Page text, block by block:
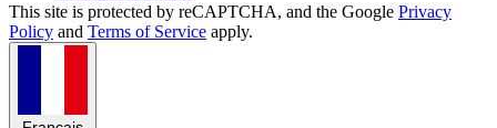
This site is protected by reCAPTCHA, and the Google Privacy
Policy and Terms of Service apply.